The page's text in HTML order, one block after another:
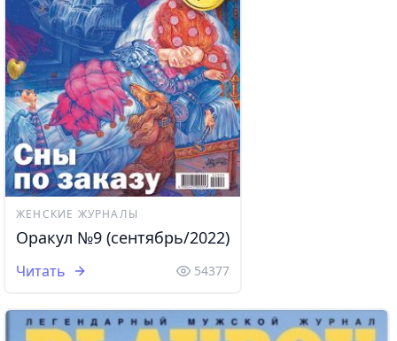
ЖЕНСКИЕ ЖУРНАЛЫ
Оракул №9 (сентябрь/2022)
Читать 54377